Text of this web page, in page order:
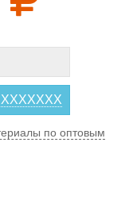
по оптовым